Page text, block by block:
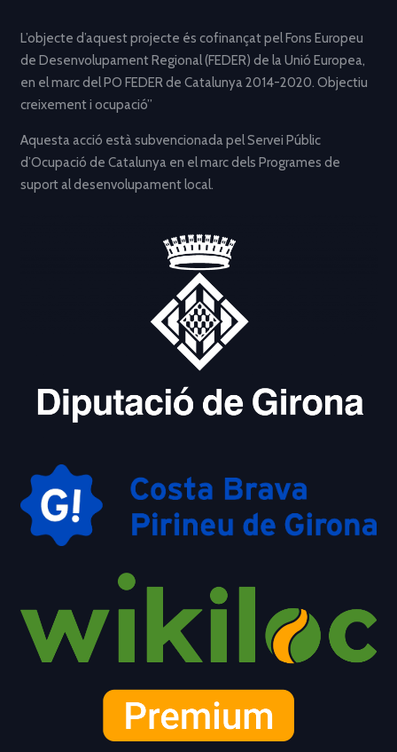
L’objecte d’aquest projecte és cofinançat pel Fons Europeu
de Desenvolupament Regional (FEDER) de la Unió Europea,
en el marc del PO FEDER de Catalunya 2014-2020. Objectiu
creixement i ocupació”
Aquesta acció està subvencionada pel Servei Públic
d’Ocupació de Catalunya en el marc dels Programes de
suport al desenvolupament local.